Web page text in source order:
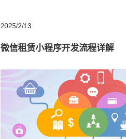
2025/2/13
微信租赁小程序开发流程详解